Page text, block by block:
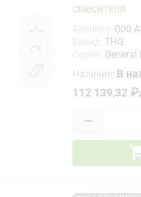
смесителя
G00
THG
General
Наличие: В
112 139,32 ₽
−